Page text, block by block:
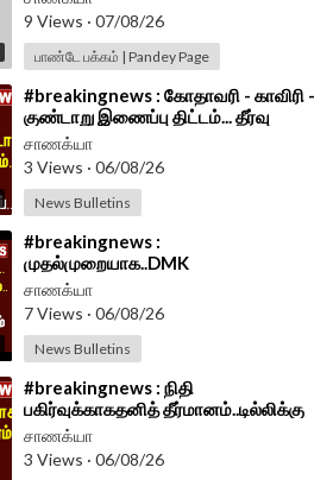
Wilson
9 Views · 07/08/26
பாண்டே பக்கம் | Pandey Page
⁣#breakingnews : கோதாவரி - காவிரி -
குண்டாறு இணைப்பு திட்டம்... தீர்வு
சொன்ன Vijay...| TVK Government
சாணக்யா
3 Views · 06/08/26
News Bulletins
⁣#breakingnews :
முதல்முறையாக..DMK
பாணியில்..களத்தில் இறங்க தயாராகும்
CM Vijay? | TVK Govt
சாணக்யா
7 Views · 06/08/26
News Bulletins
⁣#breakingnews : நிதி
பகிர்வுக்காகதனித் தீர்மானம்..டில்லிக்கு
செய்தி சொல்லும் Vijay | TVK
Government
சாணக்யா
3 Views · 06/08/26